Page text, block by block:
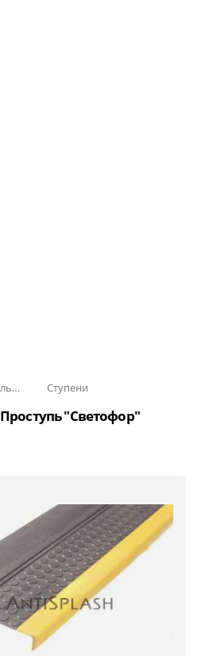
Противоскользящая защита для лестниц, профили, ленты
Ступени
Проступь "Светофор"